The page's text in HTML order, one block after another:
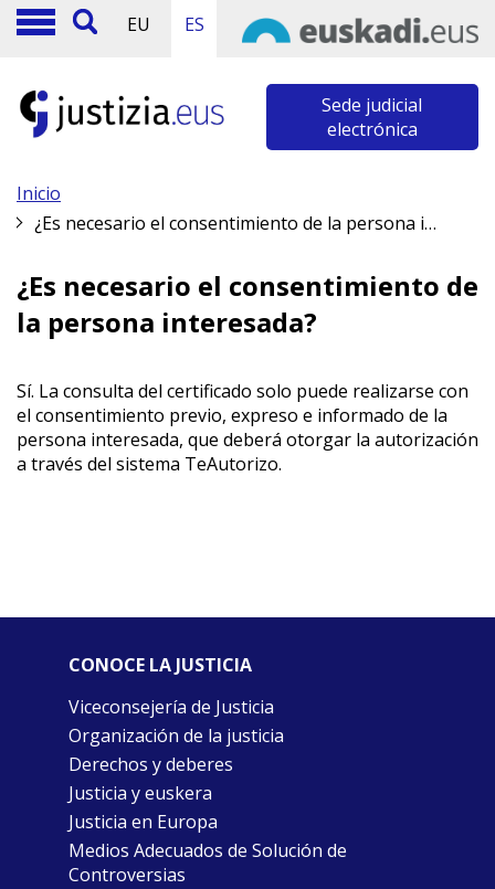
EU ES
Sede judicial
electrónica
Inicio
¿Es necesario el consentimiento de la persona interesada?
¿Es necesario el consentimiento de
la persona interesada?
Sí. La consulta del certificado solo puede realizarse con
el consentimiento previo, expreso e informado de la
persona interesada, que deberá otorgar la autorización
a través del sistema TeAutorizo.
CONOCE LA JUSTICIA
Viceconsejería de Justicia
Organización de la justicia
Derechos y deberes
Justicia y euskera
Justicia en Europa
Medios Adecuados de Solución de
Controversias